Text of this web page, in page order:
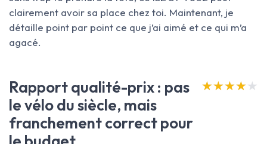
clairement avoir sa place chez toi. Maintenant, je
détaille point par point ce que j’ai aimé et ce qui m’a
agacé.
Rapport qualité-prix : pas
le vélo du siècle, mais
franchement correct pour
★★★★★
★★★★★